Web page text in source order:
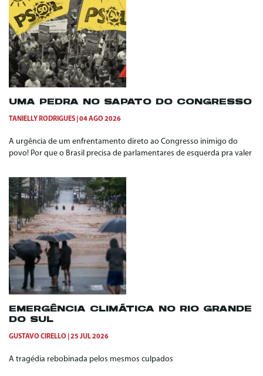
UMA PEDRA NO SAPATO DO CONGRESSO
TANIELLY RODRIGUES 04 AGO 2026
A urgência de um enfrentamento direto ao Congresso inimigo do
povo! Por que o Brasil precisa de parlamentares de esquerda pra valer
EMERGÊNCIA CLIMÁTICA NO RIO GRANDE
DO SUL
GUSTAVO CIRELLO 25 JUL 2026
A tragédia rebobinada pelos mesmos culpados